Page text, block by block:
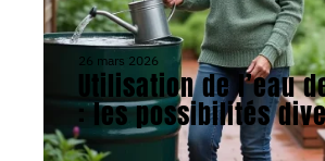
26 mars 2026
Utilisation de l’eau
: les possibilités